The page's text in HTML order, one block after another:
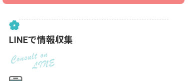
LINEで情報収集